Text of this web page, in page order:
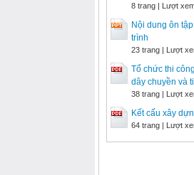
8 trang | Lượt
Nội dung ôn
trình
23 trang | Lượt
Tổ chức thi
dây chuyền và
38 trang | Lượt
Kết cấu xây
64 trang | Lượt